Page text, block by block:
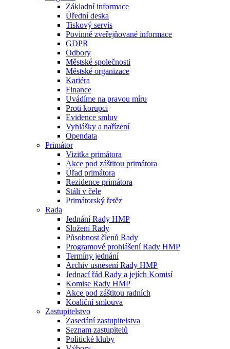
Základní informace
Úřední deska
Tiskový servis
Povinně zveřejňované informace
GDPR
Odbory
Městské společnosti
Městské organizace
Kariéra
Finance
Uvádíme na pravou míru
Proti korupci
Evidence smluv
Vyhlášky a nařízení
Opendata
Primátor
Vizitka primátora
Akce pod záštitou primátora
Úřad primátora
Rezidence primátora
Stáli v čele
Primátorský řetěz
Rada
Jednání Rady HMP
Složení Rady
Působnost členů Rady
Programové prohlášení Rady HMP
Termíny jednání
Archiv usnesení Rady HMP
Jednací řád Rady a jejích Komisí
Komise Rady HMP
Akce pod záštitou radních
Koaliční smlouva
Zastupitelstvo
Zasedání zastupitelstva
Seznam zastupitelů
Politické kluby